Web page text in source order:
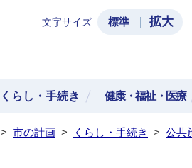
土浦市公式ホ
文字サイズ 標準 拡大
くらし・手続き 健康・福祉・医療
> 市の計画 > くらし・手続き > 公共